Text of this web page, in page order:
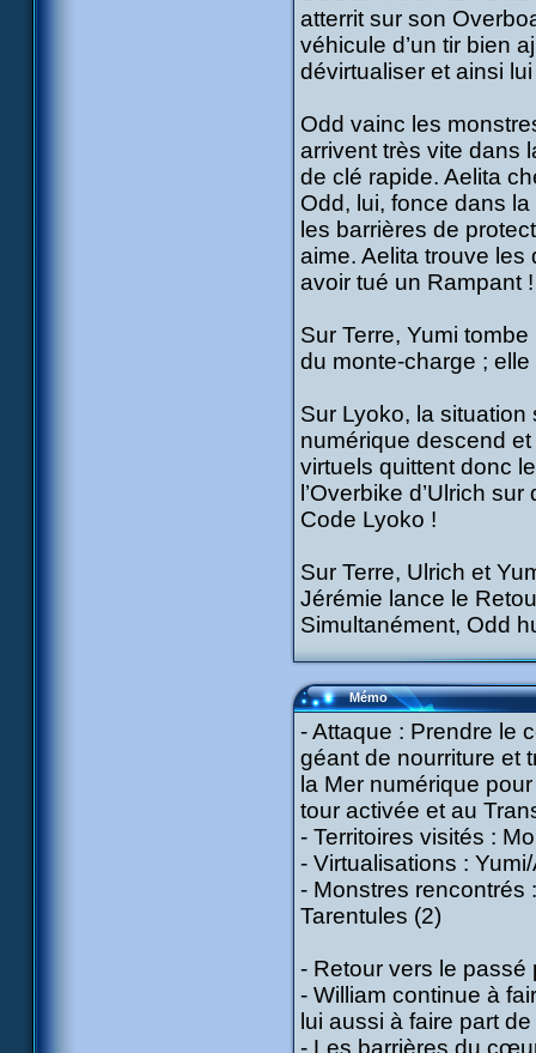
atterrit sur son
véhicule d’un tir bien
dévirtualiser et ainsi
Odd vainc les
arrivent très vite dans
de clé rapide. Aelita
Odd, lui, fonce dans
les barrières de
aime. Aelita trouve
avoir tué un Rampant !
Sur Terre, Yumi
du monte-charge ;
Sur Lyoko, la situation
numérique descend
virtuels quittent donc
l’Overbike d’Ulrich
Code Lyoko !
Sur Terre, Ulrich et
Jérémie lance le
Simultanément, Odd
Mémo
- Attaque : Prendre le
géant de nourriture et
la Mer numérique
tour activée et au
- Territoires visités :
- Virtualisations :
- Monstres rencontrés
Tarentules (2)
- Retour vers le passé
- William continue à
lui aussi à faire part
- Les barrières du